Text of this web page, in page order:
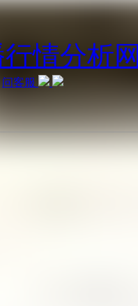
问客服